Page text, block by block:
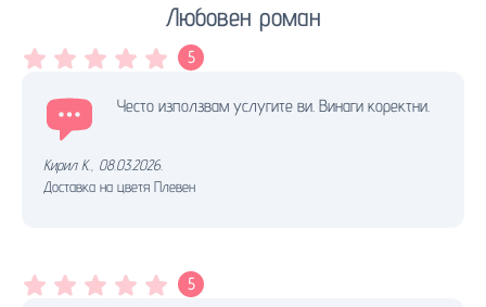
Любовен роман
5
Често използвам услугите ви. Винаги коректни.
Кирил К. 08.03.2026.
Доставка на цветя Плевен
5